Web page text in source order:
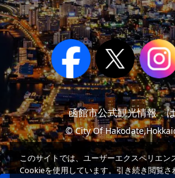
函館市公式観光情報
© City Of
このサイトでは、ユーザーエクスペリエン
Cookieを使用しています。引き続き閲覧